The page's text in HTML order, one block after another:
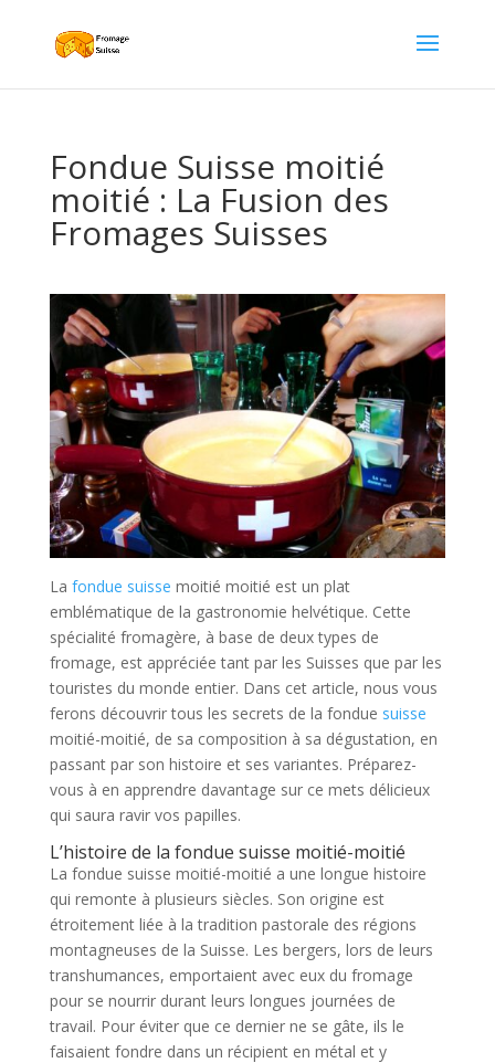
Fondue Suisse moitié
moitié : La Fusion des
Fromages Suisses
La fondue suisse moitié moitié est un plat
emblématique de la gastronomie helvétique. Cette
spécialité fromagère, à base de deux types de
fromage, est appréciée tant par les Suisses que par les
touristes du monde entier. Dans cet article, nous vous
ferons découvrir tous les secrets de la fondue suisse
moitié-moitié, de sa composition à sa dégustation, en
passant par son histoire et ses variantes. Préparez-
vous à en apprendre davantage sur ce mets délicieux
qui saura ravir vos papilles.
L’histoire de la fondue suisse moitié-moitié
La fondue suisse moitié-moitié a une longue histoire
qui remonte à plusieurs siècles. Son origine est
étroitement liée à la tradition pastorale des régions
montagneuses de la Suisse. Les bergers, lors de leurs
transhumances, emportaient avec eux du fromage
pour se nourrir durant leurs longues journées de
travail. Pour éviter que ce dernier ne se gâte, ils le
faisaient fondre dans un récipient en métal et y